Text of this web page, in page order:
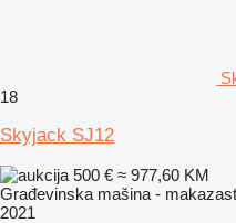
18
Skyjack SJ12
500 € ≈ 977,60 KM
Građevinska mašina -
2021